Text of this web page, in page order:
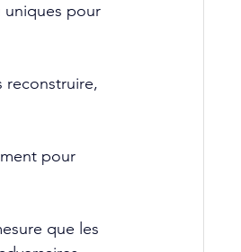
uniques pour
reconstruire,
pour
que les